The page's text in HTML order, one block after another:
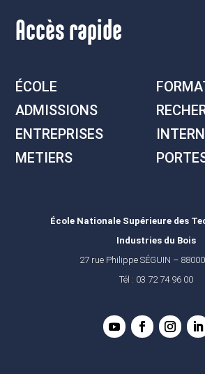
Accès rapide
ÉCOLE
ADMISSIONS
ENTREPRISES
METIERS
École Nationale Supérieure des
Industries du Bois
27 rue Philippe SÉGUIN –
Tél : 03 72 74 96 00